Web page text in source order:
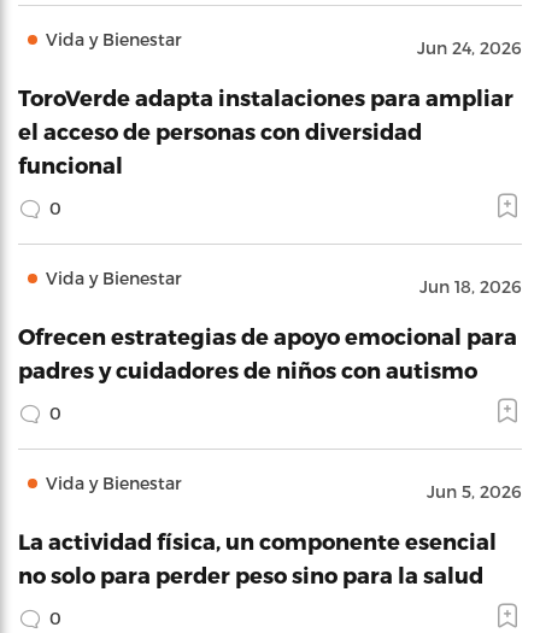
Vida y Bienestar Jun 24, 2026
ToroVerde adapta instalaciones para ampliar
el acceso de personas con diversidad
funcional
0
Vida y Bienestar Jun 18, 2026
Ofrecen estrategias de apoyo emocional para
padres y cuidadores de niños con autismo
0
Vida y Bienestar Jun 5, 2026
La actividad física, un componente esencial
no solo para perder peso sino para la salud
0